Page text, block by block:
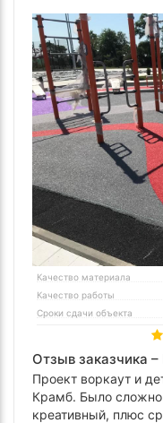
Качество материала
Качество работы
Сроки сдачи объекта
Отзыв заказчика –
Проект воркаут и
Крамб. Было сложно
креативный, плюс